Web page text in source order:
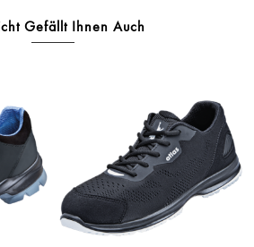
Gefällt Ihnen Auch